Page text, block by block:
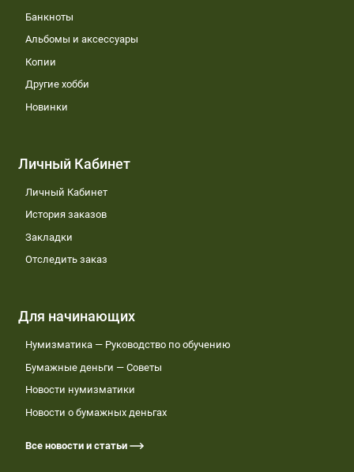
Банкноты
Альбомы и аксессуары
Копии
Другие хобби
Новинки
Личный Кабинет
Личный Кабинет
История заказов
Закладки
Отследить заказ
Для начинающих
Нумизматика — Руководство по обучению
Бумажные деньги — Советы
Новости нумизматики
Новости о бумажных деньгах
Все новости и статьи